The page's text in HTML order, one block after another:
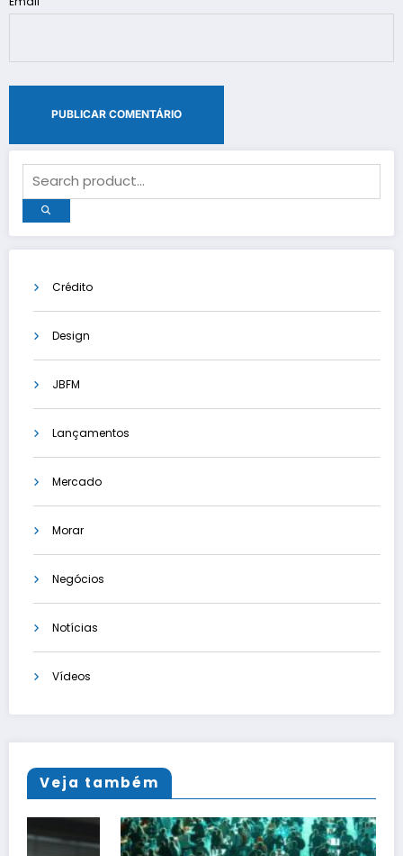
Crédito
Design
JBFM
Lançamentos
Mercado
Morar
Negócios
Notícias
Vídeos
Veja também